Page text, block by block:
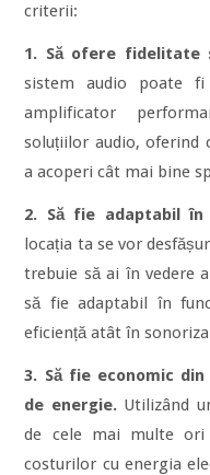
criterii:
1. Să ofere fidelitate
sistem audio poate
amplificator
soluțiilor audio, oferind
a acoperi cât mai bine
2. Să fie adaptabil
locația ta se vor
trebuie să ai în vedere
să fie adaptabil în
eficiență atât în
3. Să fie economic
de energie. Utilizând
de cele mai multe ori
costurilor cu energia